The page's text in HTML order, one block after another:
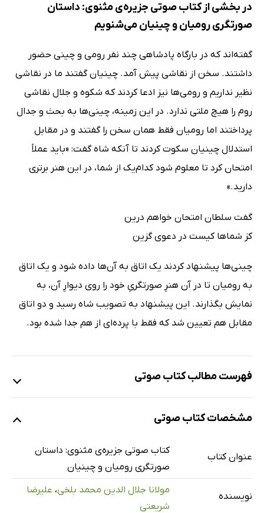
در بخشی از کتاب صوتی جزیره‌ی مثنوی: داستان
صورتگری رومیان و چینیان می‌شنویم
گفته‌اند که در بارگاه پادشاهی چند نفر رومی و چینی حضور
داشتند. سخن از نقاشی پیش آمد. چینیان گفتند ما در نقاشی
نظیر نداریم و رومی‌ها نیز ادعا کردند که شکوه و جلال نقاشی
روم را هیچ ملتی ندارد. در این زمینه، چینی‌ها به بحث و جدال
پرداختند اما رومیان فقط همان سخن را گفتند و در مقابل
استدلال چینیان سکوت کردند تا آنکه شاه گفت: «باید عملاً
امتحان کرد تا معلوم شود کدام‌یک از شما، در این هنر برتری
دارید.»
گفت سلطان امتحان خواهم درین
کز شماها کیست در دعوی گزین
چینی‌ها پیشنهاد کردند یک اتاق به آن‌ها داده شود و یک اتاق
به رومیان تا در آن هنرِ صورتگریِ خود را روی دیوارِ آن، به
نمایش بگذارند. این پیشنهاد به تصویب شاه رسید و دو اتاق
مقابل هم تعیین شد که فقط با پرده‌ای از هم جدا شده بود.
فهرست مطالب کتاب صوتی
نمونه
13 دقیقه صورتگری رومیان و چینیان
مشخصات کتاب صوتی
عنوان کتاب
کتاب صوتی جزیره‌ی مثنوی: داستان
صورتگری رومیان و چینیان
نویسنده
مولانا جلال الدین محمد بلخی، علیرضا
شریعتی